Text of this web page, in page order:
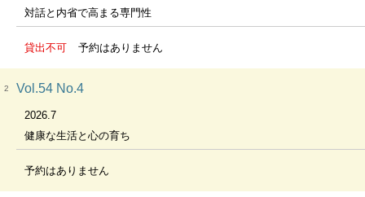
対話と内省で高まる専門性
貸出不可 予約はありません
2 Vol.54 No.4
2026.7
健康な生活と心の育ち
予約はありません